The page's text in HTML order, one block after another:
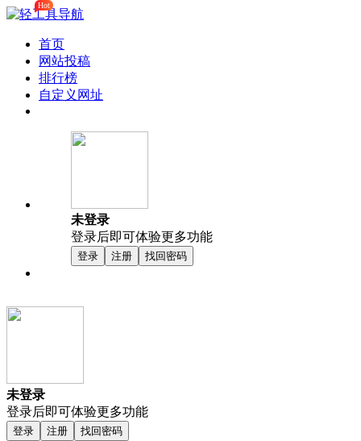
首页
网站投稿
排行榜
Hot
自定义网址
未登录
登录后即可体验更多功能
登录 注册 找回密码
未登录
登录后即可体验更多功能
登录 注册 找回密码